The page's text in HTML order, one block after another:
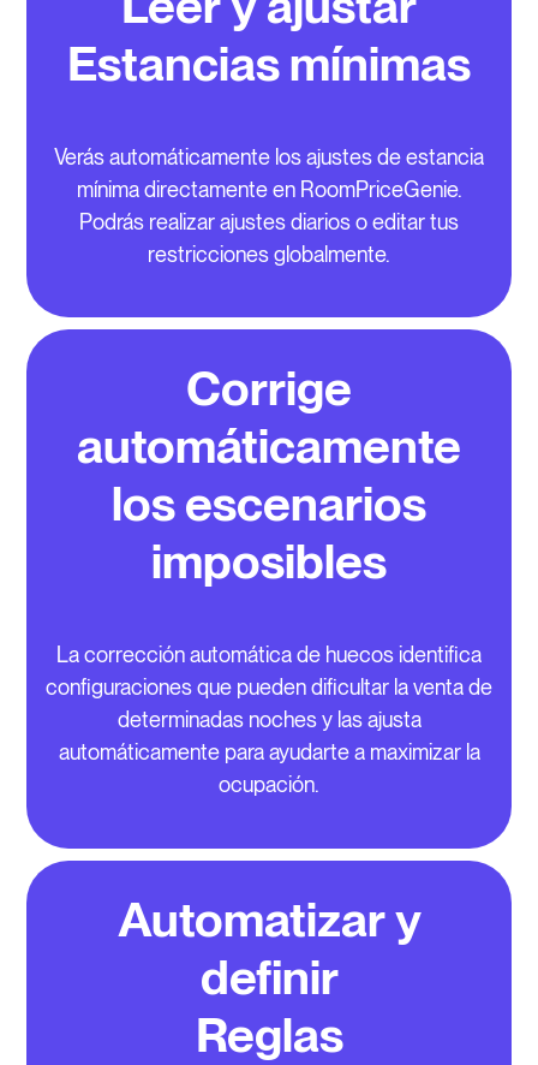
Estancias mínimas
Verás automáticamente los ajustes de estancia
mínima directamente en RoomPriceGenie.
Podrás realizar ajustes diarios o editar tus
restricciones globalmente.
Corrige
automáticamente
los escenarios
imposibles
La corrección automática de huecos identifica
configuraciones que pueden dificultar la venta de
determinadas noches y las ajusta
automáticamente para ayudarte a maximizar la
ocupación.
Automatizar y
definir
Reglas